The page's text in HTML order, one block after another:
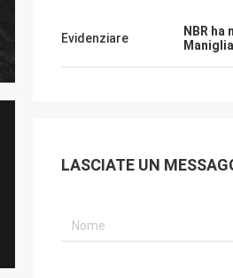
professionale, noi avrà cooperazione
Evidenziare NBR
LASCIATE UN